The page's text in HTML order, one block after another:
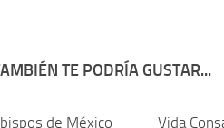
TE PODRÍA GUSTAR...
de México
Vida